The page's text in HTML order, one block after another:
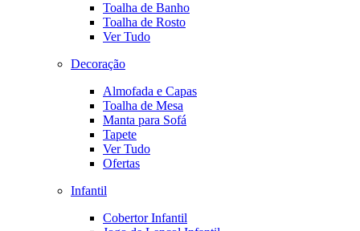
Toalha de Banho
Toalha de Rosto
Ver Tudo
Decoração
Almofada e Capas
Toalha de Mesa
Manta para Sofá
Tapete
Ver Tudo
Ofertas
Infantil
Cobertor Infantil